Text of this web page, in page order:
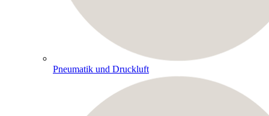
Pneumatik und Druckluft